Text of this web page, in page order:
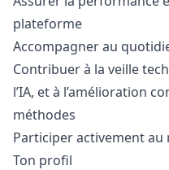
plateforme
Accompagner au
Contribuer à la veille
l’IA, et à l’amélioration
méthodes
Participer activement
Ton profil